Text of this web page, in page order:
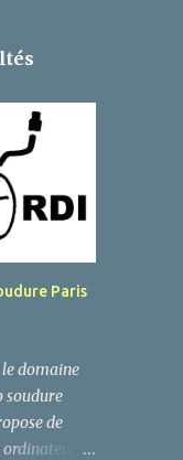
Paris
domaine
soudure
de
ordinateurs,